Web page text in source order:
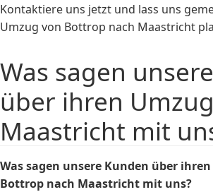
Kontaktiere uns jetzt und lass uns
Umzug von Bottrop nach Maastricht
Was sagen
über ihren
Maastricht mit
Was sagen unsere Kunden über
Bottrop nach Maastricht mit uns?